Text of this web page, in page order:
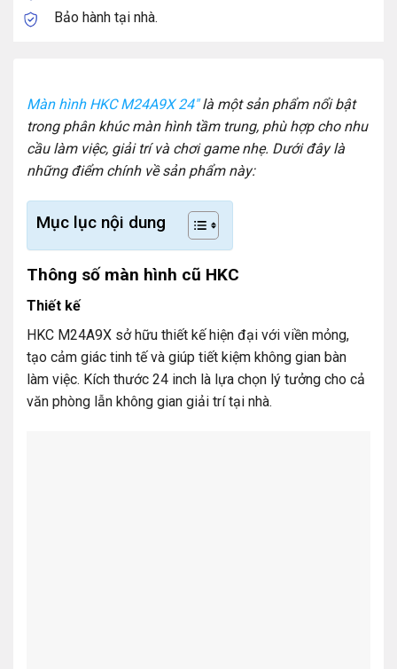
Bảo hành tại nhà.
Màn hình HKC M24A9X 24″là một sản phẩm nổi bật
trong phân khúc màn hình tầm trung, phù hợp cho nhu
cầu làm việc, giải trí và chơi game nhẹ. Dưới đây là
những điểm chính về sản phẩm này:
Mục lục nội dung
Thông số màn hình cũ HKC
Thiết kế
HKC M24A9X sở hữu thiết kế hiện đại với viền mỏng,
tạo cảm giác tinh tế và giúp tiết kiệm không gian bàn
làm việc. Kích thước 24 inch là lựa chọn lý tưởng cho cả
văn phòng lẫn không gian giải trí tại nhà.